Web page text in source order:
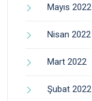
Mayıs 2022
Nisan 2022
Mart 2022
Şubat 2022